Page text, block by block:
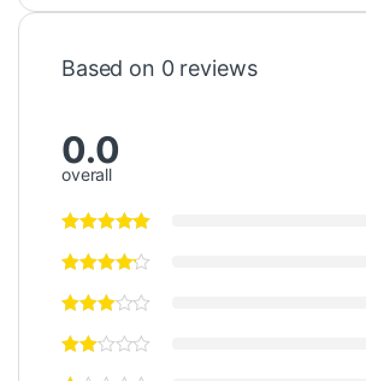
Based on 0 reviews
0.0
overall